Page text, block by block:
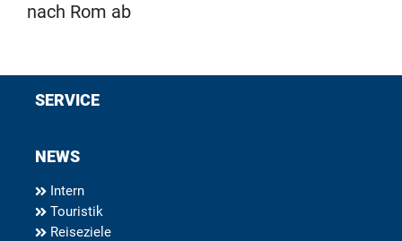
nach Rom ab
SERVICE
NEWS
Intern
Touristik
Reiseziele